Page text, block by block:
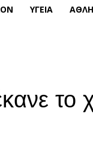
ΥΓΕΙΑ
το